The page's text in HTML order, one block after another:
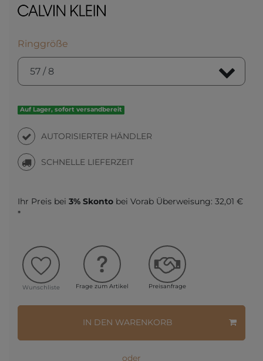
Ringgröße
Auf Lager, sofort versandbereit
AUTORISIERTER HÄNDLER
SCHNELLE LIEFERZEIT
Ihr Preis bei 3% Skonto bei Vorab Überweisung: 32,01 €
*
Wunschliste Frage zum Artikel Preisanfrage
IN DEN WARENKORB
oder